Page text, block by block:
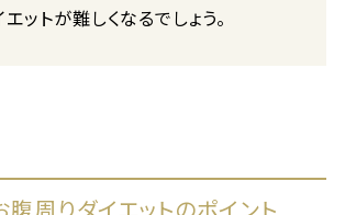
ットが難しくなるでしょう。